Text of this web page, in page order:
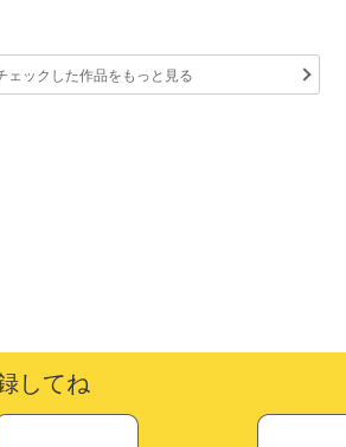
ェックした作品をもっと見る
してね